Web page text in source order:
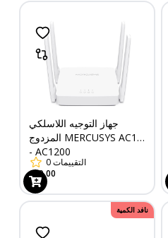
جهاز التوجيه اللاسلكي
المزدوج MERCUSYS AC10
- AC1200
0التقييمات
689.00
نافد الكمية